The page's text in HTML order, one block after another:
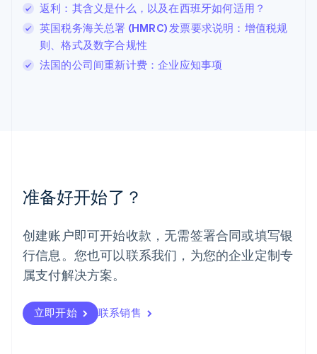
返利：其含义是什么，以及在西班牙如何适用？
英国税务海关总署 (HMRC) 发票要求说明：增值税规
则、格式及数字合规性
法国的公司间重新计费：企业应知事项
准备好开始了？
创建账户即可开始收款，无需签署合同或填写银
行信息。您也可以联系我们，为您的企业定制专
属支付解决方案。
立即开始 联系销售
DeutschEnglish
卢森堡
Français Deutsch English
罗马尼亚
English
挪威
葡萄牙
Português English
日本
日本語English
瑞典
瑞士
DeutschFrançais